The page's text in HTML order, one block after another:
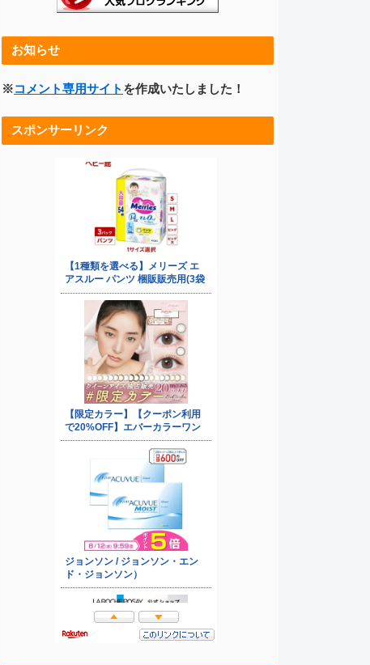
お知らせ
※コメント専用サイト を作成いたしました！
スポンサーリンク